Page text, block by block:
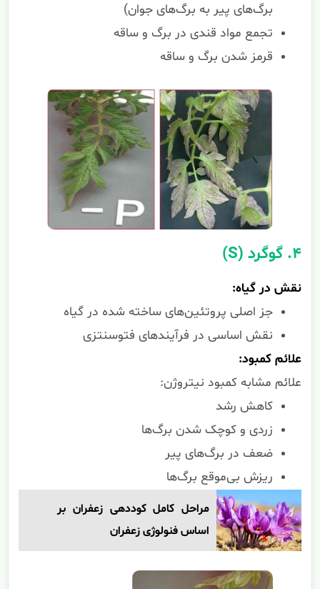
برگ‌های پیر به برگ‌های جوان)
تجمع مواد قندی در برگ و ساقه
قرمز شدن برگ و ساقه
۴. گوگرد (S)
نقش در گیاه:
جز اصلی پروتئین‌های ساخته شده در گیاه
نقش اساسی در فرآیندهای فتوسنتزی
علائم کمبود:
علائم مشابه کمبود نیتروژن:
کاهش رشد
زردی و کوچک شدن برگ‌ها
ضعف در برگ‌های پیر
ریزش بی‌موقع برگ‌ها
مراحل کامل کوددهی زعفران بر
اساس فنولوژی زعفران